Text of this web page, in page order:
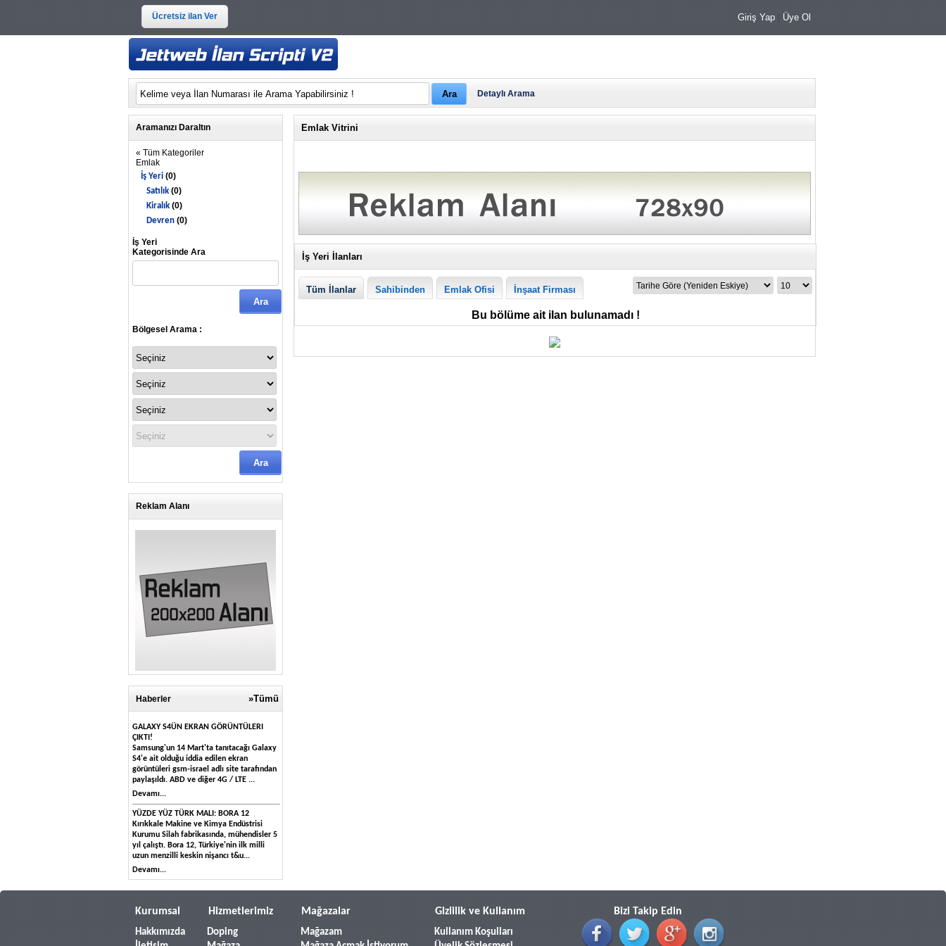
Giriş Yap Üye Ol
Ücretsiz ilan Ver
Detaylı Arama
Aramanızı Daraltın
« Tüm Kategoriler
Emlak
İş Yeri (0)
Satılık (0)
Kiralık (0)
Devren (0)
İş Yeri
Kategorisinde Ara
Bölgesel Arama :
Reklam Alanı
Haberler »Tümü
GALAXY S4ÜN EKRAN GÖRÜNTÜLERI
ÇIKTI!
Samsung'un 14 Mart'ta tanıtacağı Galaxy
S4'e ait olduğu iddia edilen ekran
görüntüleri gsm-israel adlı site tarafından
paylaşıldı. ABD ve diğer 4G / LTE ...
Devamı...
YÜZDE YÜZ TÜRK MALI: BORA 12
Kırıkkale Makine ve Kimya Endüstrisi
Kurumu Silah fabrikasında, mühendisler 5
yıl çalıştı. Bora 12, Türkiye'nin ilk milli
uzun menzilli keskin nişancı t&u...
Devamı...
Emlak Vitrini
İş Yeri İlanları
Tüm İlanlar Sahibinden Emlak Ofisi İnşaat Firması
Bu bölüme ait ilan bulunamadı !
Kurumsal Hizmetlerimiz Mağazalar Gizlilik ve Kullanım Bizi Takip Edin
Hakkımızda
Doping
Mağazam
Kullanım Koşulları